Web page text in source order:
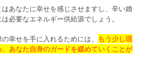
あなたに幸せを感じさせますし、辛い婚
必要なエネルギー供給源でしょう。
幸せを手に入れるためには、 もう少し現
あなた自身のガードを緩めていくことが